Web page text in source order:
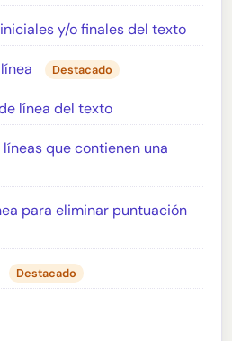
y/o finales del texto
Destacado
línea del texto
que contienen una
para eliminar puntuación
Destacado